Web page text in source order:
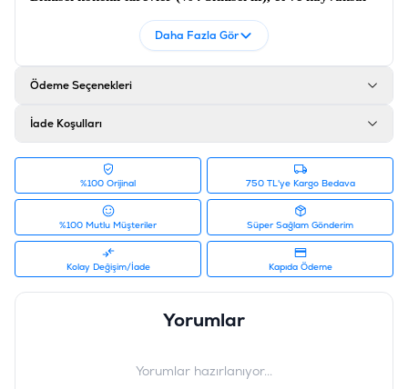
türevler (%14 tavuk), tahıllar (%0.5 malt), sıvı ve katı
yağlar, bitkisel protein özütleri, mineraller
Analiz
kül %6
Vitamin A 6000IU, Vitamin D3 400IU, Vitamin E 100mg,
Taurin 1000mg, antioksidanlar
Ürün Filtreleri
Tedarikçi Ürün Kodu
: RFT-041
Daha Fazla Gör
Ödeme Seçenekleri
İade Koşulları
%100 Orijinal 750 TL'ye Kargo Bedava
%100 Mutlu Müşteriler Süper Sağlam Gönderim
Kolay Değişim/İade Kapıda Ödeme
Yorumlar
Yorumlar hazırlanıyor...